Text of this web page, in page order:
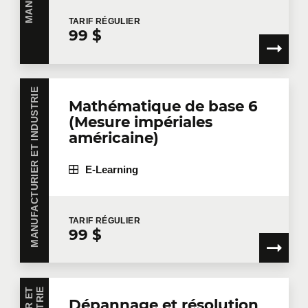
Entreprise
Nombre de participants
Formation
TARIF RÉGULIER
99 $
MANUFACTURIER ET INDUSTRIE
Mathématique de base 6
(Mesure impériales
américaine)
E-Learning
TARIF RÉGULIER
99 $